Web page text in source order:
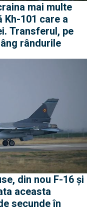
mai multe
Kh-101 care a
Transferul, pe
rândurile
din nou F-16 și
aceasta
secunde în